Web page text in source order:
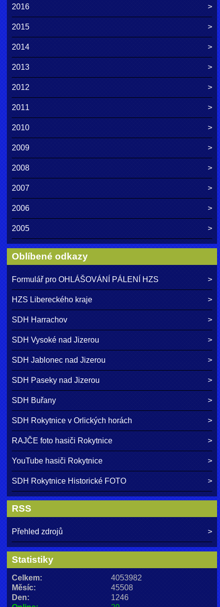
2016
2015
2014
2013
2012
2011
2010
2009
2008
2007
2006
2005
Oblíbené odkazy
Formulář pro OHLÁŠOVÁNÍ PÁLENÍ HZS
HZS Libereckého kraje
SDH Harrachov
SDH Vysoké nad Jizerou
SDH Jablonec nad Jizerou
SDH Paseky nad Jizerou
SDH Buřany
SDH Rokytnice v Orlických horách
RAJČE foto hasiči Rokytnice
YouTube hasiči Rokytnice
SDH Rokytnice Historické FOTO
RSS
Přehled zdrojů
Statistiky
Celkem:
4053982
Měsíc:
45508
Den:
1246